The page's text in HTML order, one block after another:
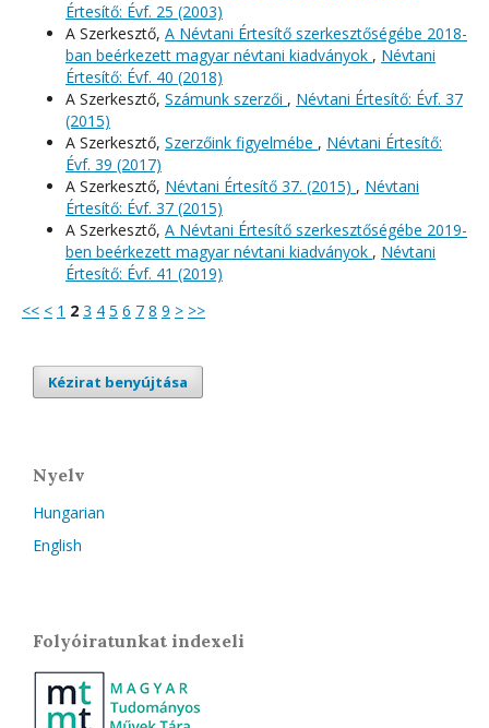
Értesítő: Évf. 25 (2003)
A Szerkesztő, A Névtani Értesítő szerkesztőségébe 2018-
ban beérkezett magyar névtani kiadványok , Névtani
Értesítő: Évf. 40 (2018)
A Szerkesztő, Számunk szerzői , Névtani Értesítő: Évf. 37
(2015)
A Szerkesztő, Szerzőink figyelmébe , Névtani Értesítő:
Évf. 39 (2017)
A Szerkesztő, Névtani Értesítő 37. (2015) , Névtani
Értesítő: Évf. 37 (2015)
A Szerkesztő, A Névtani Értesítő szerkesztőségébe 2019-
ben beérkezett magyar névtani kiadványok , Névtani
Értesítő: Évf. 41 (2019)
<< < 1 2 3 4 5 6 7 8 9 > >>
Kézirat benyújtása
Nyelv
Hungarian
English
Folyóiratunkat indexeli